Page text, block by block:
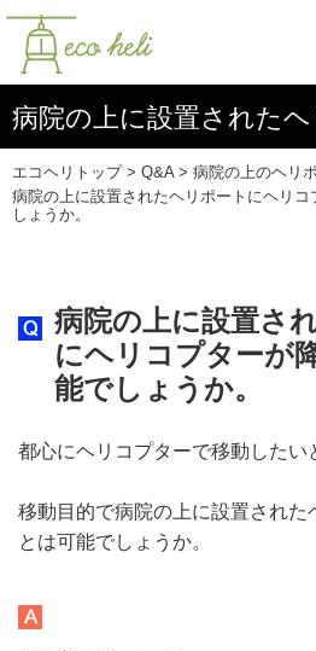
エコヘリトップ Q&A
病院の上のヘリ
病院の上に設置されたヘリポートにヘリ
しょうか。
病院の上に設置さ
にヘリコプターが
能でしょうか。
都心にヘリコプターで移動したい
移動目的で病院の上に設置された
とは可能でしょうか。